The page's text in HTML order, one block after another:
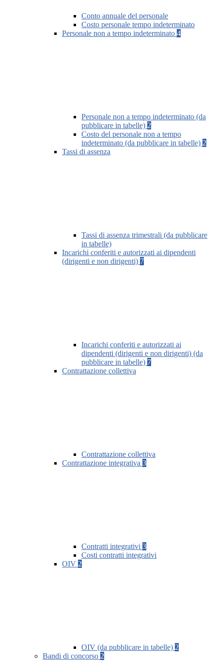
Conto annuale del personale
Costo personale tempo indeterminato
Personale non a tempo indeterminato 4
Personale non a tempo indeterminato (da
pubblicare in tabelle) 2
Costo del personale non a tempo
indeterminato (da pubblicare in tabelle) 2
Tassi di assenza
Tassi di assenza trimestrali (da pubblicare
in tabelle)
Incarichi conferiti e autorizzati ai dipendenti
(dirigenti e non dirigenti) 7
Incarichi conferiti e autorizzati ai
dipendenti (dirigenti e non dirigenti) (da
pubblicare in tabelle) 7
Contrattazione collettiva
Contrattazione collettiva
Contrattazione integrativa 3
Contratti integrativi 3
Costi contratti integrativi
OIV 2
OIV (da pubblicare in tabelle) 2
Bandi di concorso 2